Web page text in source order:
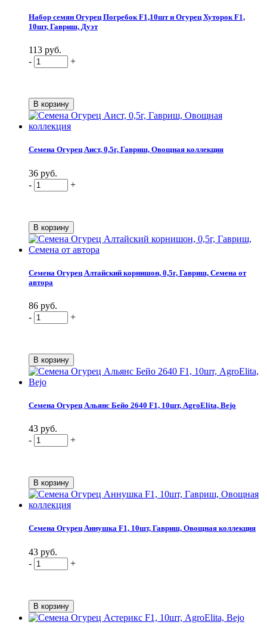
Набор семян Огурец Погребок F1,10шт и Огурец Хуторок F1,
10шт, Гавриш, Дуэт
113 руб.
-
+
Семена Огурец Аист, 0,5г, Гавриш, Овощная коллекция
36 руб.
-
+
Семена Огурец Алтайский корнишон, 0,5г, Гавриш, Семена от
автора
86 руб.
-
+
Семена Огурец Альянс Бейо 2640 F1, 10шт, AgroElita, Bejo
43 руб.
-
+
Семена Огурец Аннушка F1, 10шт, Гавриш, Овощная коллекция
43 руб.
-
+